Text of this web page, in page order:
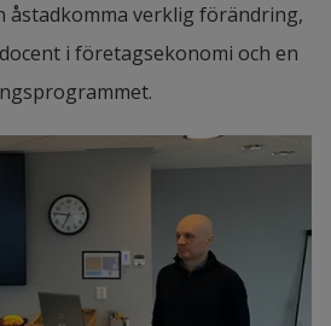
åstadkomma verklig förändring,
i företagsekonomi och en